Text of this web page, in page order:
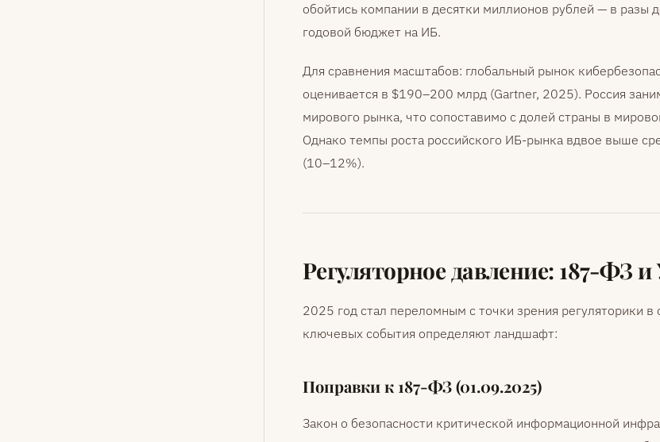
обойтись компании в десятки миллионов рублей — в разы
годовой бюджет на ИБ.
Для сравнения масштабов: глобальный рынок
оценивается в $190–200 млрд (Gartner, 2025). Россия
мирового рынка, что сопоставимо с долей страны в
Однако темпы роста российского ИБ-рынка вдвое выше
(10–12%).
Регуляторное давление: 187-ФЗ и
2025 год стал переломным с точки зрения регуляторики
ключевых события определяют ландшафт:
Поправки к 187-ФЗ (01.09.2025)
Закон о безопасности критической информационной